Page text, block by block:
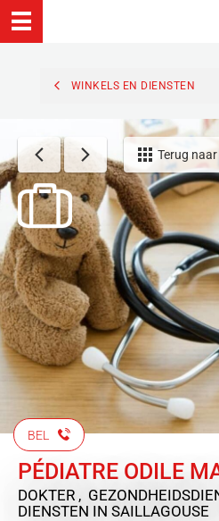
WINKELS EN DIENSTEN
Terug
BEL
PÉDIATRE ODILE
DOKTER ,
DIENSTEN IN SAILLAGOUSE